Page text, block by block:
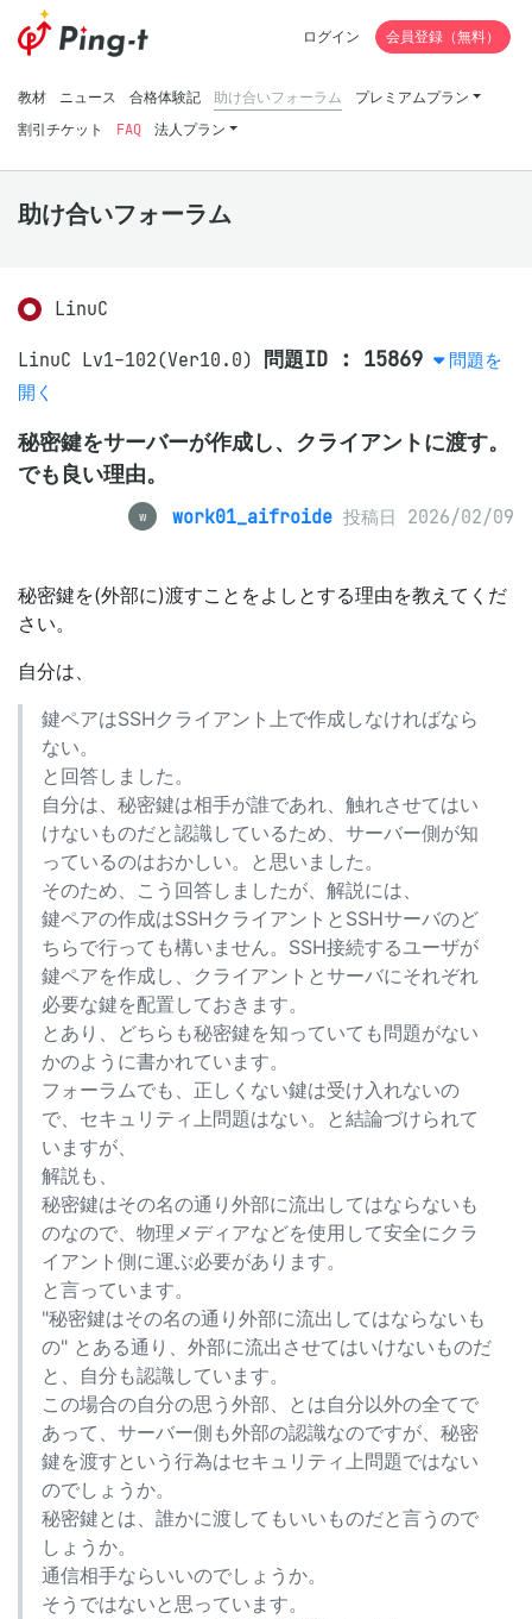
教材 ニュース 合格体験記 助け合いフォーラム
プレミアムプラン
割引チケット
FAQ 法人プラン
ログイン 会員登録（無料）
助け合いフォーラム
LinuC
LinuC Lv1-102(Ver10.0) 問題ID : 15869
問題を
開く
秘密鍵をサーバーが作成し、クライアントに渡す。
でも良い理由。
w work01_aifroide 投稿日 2026/02/09
秘密鍵を(外部に)渡すことをよしとする理由を教えてくだ
さい。
自分は、
鍵ペアはSSHクライアント上で作成しなければなら
ない。
と回答しました。
自分は、秘密鍵は相手が誰であれ、触れさせてはい
けないものだと認識しているため、サーバー側が知
っているのはおかしい。と思いました。
そのため、こう回答しましたが、解説には、
鍵ペアの作成はSSHクライアントとSSHサーバのど
ちらで行っても構いません。SSH接続するユーザが
鍵ペアを作成し、クライアントとサーバにそれぞれ
必要な鍵を配置しておきます。
とあり、どちらも秘密鍵を知っていても問題がない
かのように書かれています。
フォーラムでも、正しくない鍵は受け入れないの
で、セキュリティ上問題はない。と結論づけられて
いますが、
解説も、
秘密鍵はその名の通り外部に流出してはならないも
のなので、物理メディアなどを使用して安全にクラ
イアント側に運ぶ必要があります。
と言っています。
"秘密鍵はその名の通り外部に流出してはならないも
の" とある通り、外部に流出させてはいけないものだ
と、自分も認識しています。
この場合の自分の思う外部、とは自分以外の全てで
あって、サーバー側も外部の認識なのですが、秘密
鍵を渡すという行為はセキュリティ上問題ではない
のでしょうか。
秘密鍵とは、誰かに渡してもいいものだと言うので
しょうか。
通信相手ならいいのでしょうか。
そうではないと思っています。